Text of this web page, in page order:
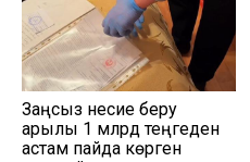
Заңсыз несие беру
арқылы 1 млрд теңгеден
астам пайда көрген